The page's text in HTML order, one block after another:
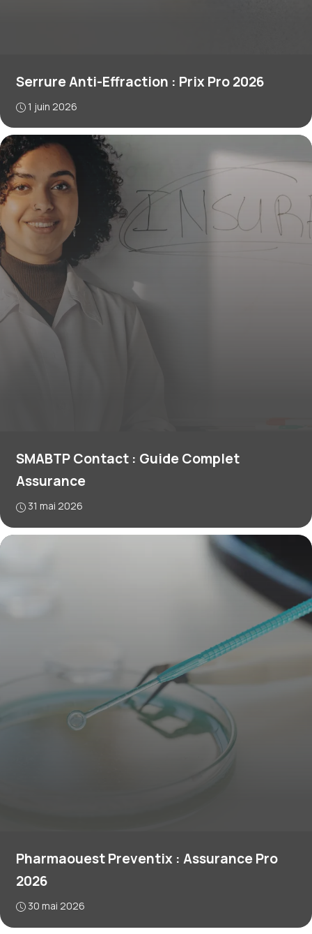
Serrure Anti-Effraction : Prix Pro 2026
1 juin 2026
SMABTP Contact : Guide Complet
Assurance
31 mai 2026
Pharmaouest Preventix : Assurance Pro
2026
30 mai 2026